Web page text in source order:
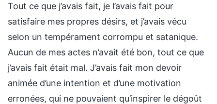
Tout ce que j’avais fait, je l’avais fait pour
satisfaire mes propres désirs, et j’avais vécu
selon un tempérament corrompu et satanique.
Aucun de mes actes n’avait été bon, tout ce que
j’avais fait était mal. J’avais fait mon devoir
animée d’une intention et d’une motivation
erronées, qui ne pouvaient qu’inspirer le dégoût